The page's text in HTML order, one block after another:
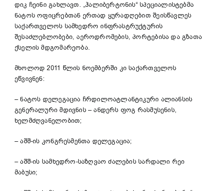
დიკ ჩეინი გახლავთ. „ჰალიბერტონის“ სპეციალისტებმა
ნატოს ოფიცრებთან ერთად ყურადღებით შეისწავლეს
საქართველოს სამხედრო ინფრასტრუქტურის
შესაძლებლობები, აეროდრომების, პორტებისა და გზათა
ქსელის მდგომარეობა.
მხოლოდ 2011 წლის ნოემბერში კი საქართველოს
ეწვივნენ:
– ნატოს დელეგაცია ჩრდილოატლანტიკური ალიანსის
გენერალური მდივნის – ანდერს ფოგ რასმუსენის,
ხელმძღვანელობით;
– აშშ-ის კონგრესმენთა დელეგაცია;
– აშშ-ის სამხედრო-საზღვაო ძალების სარდალი რეი
მაბუსი;